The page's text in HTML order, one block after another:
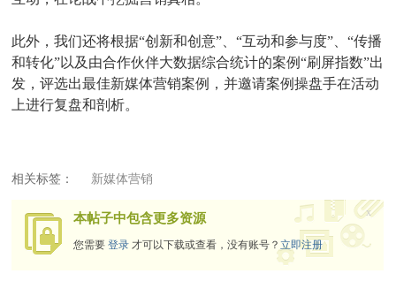
此外，我们还将根据“创新和创意”、“互动和参与度”、“传播
和转化”以及由合作伙伴大数据综合统计的案例“刷屏指数”出
发，评选出最佳新媒体营销案例，并邀请案例操盘手在活动
上进行复盘和剖析。
相关标签： 新媒体营销
本帖子中包含更多资源
您需要登录 才可以下载或查看，没有账号？立即注册
x